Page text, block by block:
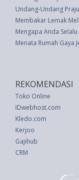
Undang-Undang
Membakar Lemak
Mengapa Anda
Menata Rumah Gaya
REKOMENDASI
Toko Online
IDwebhost.com
Kledo.com
Kerjoo
Gajihub
CRM